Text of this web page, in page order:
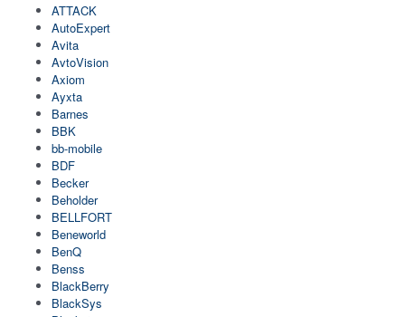
ATTACK
AutoExpert
Avita
AvtoVision
Axiom
Ayxta
Barnes
BBK
bb-mobile
BDF
Becker
Beholder
BELLFORT
Beneworld
BenQ
Benss
BlackBerry
BlackSys